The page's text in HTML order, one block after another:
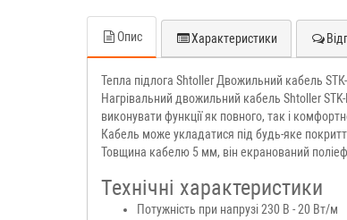
Опис Характеристики
Тепла підлога Shtoller Двожильний кабель
Нагрівальний двожильний кабель Shtoller
виконувати функції як повного, так і
Кабель може укладатися під будь-яке
Товщина кабелю 5 мм, він екранований
Технічні характеристики
Потужність при напрузі 230 В - 20 Вт/м